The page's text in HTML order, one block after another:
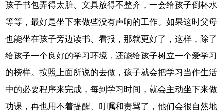
孩子书包弄得太脏、文具放得不整齐，一会给孩子倒杯水
等等，最好是坐下来做些没有声响的工作。如果这时父母
也能坐在孩子旁边读书、看报，那就更好了，这样，除了
给孩子一个良好的学习环境，还能给孩子树立一个爱学习
的榜样。按照上面所说的去做，孩子就会把学习当作生活
中的必要程序来完成，每到学习时间，就会主动坐下来做
功课，再也用不着提醒、叮嘱和责骂了，他们会很自然地